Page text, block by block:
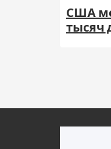
США
тысяч